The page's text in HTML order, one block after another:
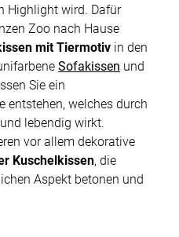
Highlight wird. Dafür
Zoo nach Hause
mit Tiermotiv in den
Sofakissen und
Sie ein
entstehen, welches durch
lebendig wirkt.
vor allem dekorative
Kuschelkissen, die
Aspekt betonen und